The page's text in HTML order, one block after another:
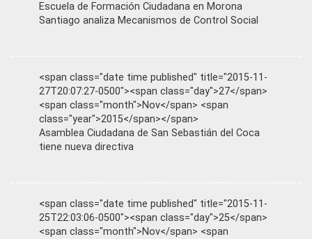
Escuela de Formación Ciudadana en Morona
Santiago analiza Mecanismos de Control Social
<span class="date time published" title="2015-11-
27T20:07:27-0500"><span class="day">27</span>
<span class="month">Nov</span> <span
class="year">2015</span></span>
Asamblea Ciudadana de San Sebastián del Coca
tiene nueva directiva
<span class="date time published" title="2015-11-
25T22:03:06-0500"><span class="day">25</span>
<span class="month">Nov</span> <span